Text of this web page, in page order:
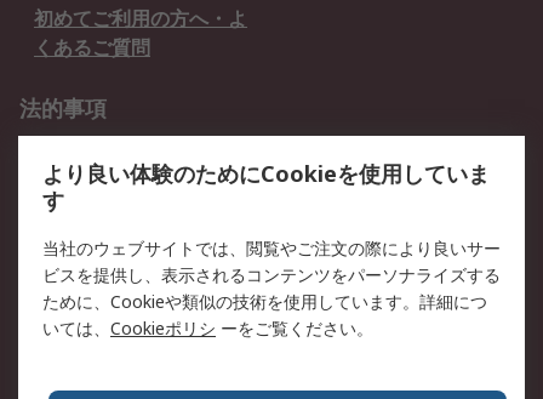
初めてご利用の方へ・よ
くあるご質問
法的事項
クッキーポリシー
RSについて
会社概要
採用情報
プレスリリース＆お知ら
コーポレートサイト
全世界のRS RSの歴史
より良い体験のためにCookieを使用していま
す
当社のウェブサイトでは、閲覧やご注文の際により良いサー
ビスを提供し、表示されるコンテンツをパーソナライズする
ために、Cookieや類似の技術を使用しています。詳細につ
いては、 Cookieポリシ ーをご覧ください。